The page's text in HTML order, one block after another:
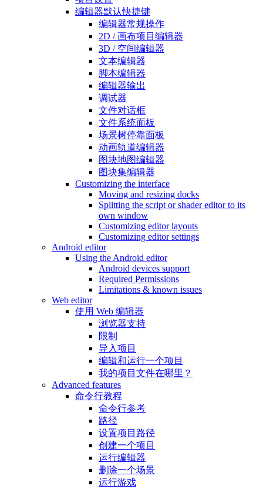
编辑器默认快捷键
编辑器常规操作
2D / 画布项目编辑器
3D / 空间编辑器
文本编辑器
脚本编辑器
编辑器输出
调试器
文件对话框
文件系统面板
场景树停靠面板
动画轨道编辑器
图块地图编辑器
图块集编辑器
Customizing the interface
Moving and resizing docks
Splitting the script or shader editor to its
own window
Customizing editor layouts
Customizing editor settings
Android editor
Using the Android editor
Android devices support
Required Permissions
Limitations & known issues
Web editor
使用 Web 编辑器
浏览器支持
限制
导入项目
编辑和运行一个项目
我的项目文件在哪里？
Advanced features
命令行教程
命令行参考
路径
设置项目路径
创建一个项目
运行编辑器
删除一个场景
运行游戏